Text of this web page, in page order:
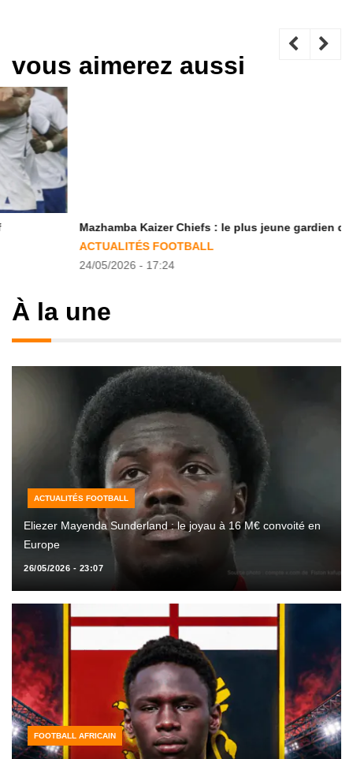
vous aimerez aussi
Mazhamba Kaizer Chiefs : le plus jeune gardien de l’ère PSL
ACTUALITÉS FOOTBALL
24/05/2026 - 17:24
À la une
ACTUALITÉS FOOTBALL
Eliezer Mayenda Sunderland : le joyau à 16 M€ convoité en
Europe
26/05/2026 - 23:07
FOOTBALL AFRICAIN